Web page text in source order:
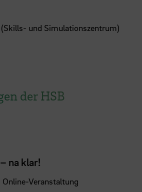
und Simulationszentrum)
der HSB
na klar!
Online-Veranstaltung